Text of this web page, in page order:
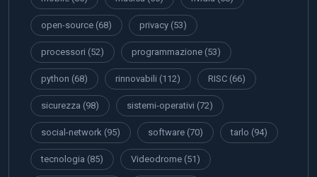
open-source (68) privacy (53)
processori (52) programmazione (53)
python (68) rinnovabili (112) RISC (66)
sicurezza (98) sistemi-operativi (72)
social-network (95) software (70) tarlo (94)
tecnologia (85) Videodrome (51)